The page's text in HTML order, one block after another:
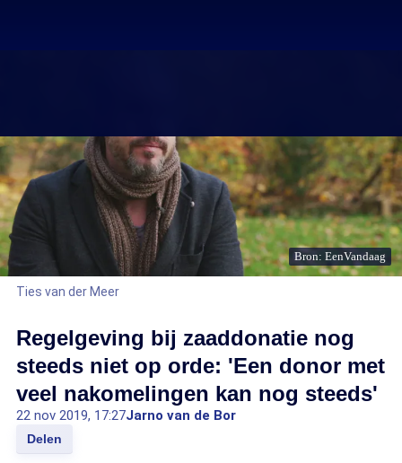
Bron: EenVandaag
Ties van der Meer
Regelgeving bij zaaddonatie nog
steeds niet op orde: 'Een donor met
veel nakomelingen kan nog steeds'
22 nov 2019, 17:27Jarno van de Bor
Delen